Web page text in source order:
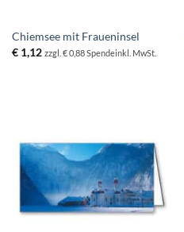
Chiemsee mit Fraueninsel
€1,12 zzgl. € 0,88 Spendeinkl. MwSt.